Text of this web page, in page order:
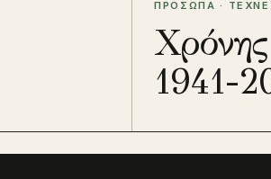
ΠΡΟΣΩΠΑ ·
1941-